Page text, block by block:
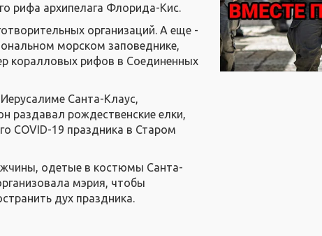
рифа архипелага Флорида-Кис.
организаций. А еще -
морском заповеднике,
коралловых рифов в Соединенных
Санта-Клаус,
раздавал рождественские елки,
COVID-19 праздника в Старом
одетые в костюмы Санта-
мэрия, чтобы
дух праздника.